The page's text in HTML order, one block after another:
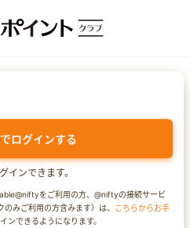
ログインする
インできます。
をご利用の方、@niftyの接続サービ
みご利用の方含みます）は、 こちらからお手
ンできるようになります。